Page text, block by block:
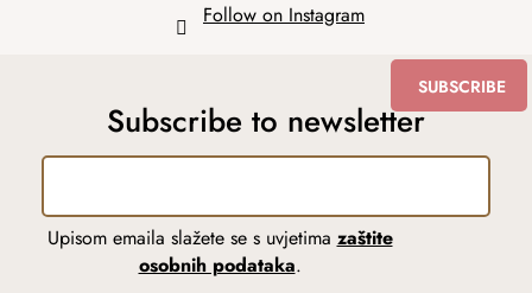
Follow on Instagram
Subscribe to newsletter
Upisom emaila slažete se s uvjetima zaštite
osobnih podataka.
SUBSCRIBE